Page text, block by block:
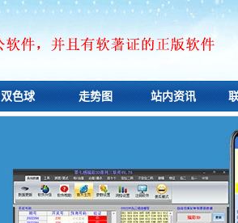
双色球 走势图 站内资讯